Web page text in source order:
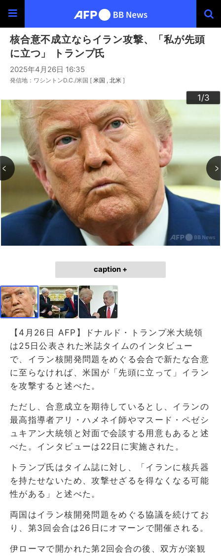
核合意不成立ならイラン攻撃、「私が先頭
に立つ」 トランプ氏
2025年4月26日 16:35
発信地：ワシントンD.C./米国 [ 米国 北米 ]
1/3
2/3
3/3
caption +
【4月26日 AFP】ドナルド・トランプ米大統領
は25日公表された米誌タイムのインタビュー
で、イラン核開発問題をめぐる会合で新たな合意
に至らなければ、米国が「先頭に立って」イラン
を攻撃すると述べた。
ただし、合意成立を期待しているとし、イランの
最高指導者アリ・ハメネイ師やマスード・ペゼシ
ュキアン大統領と対面で会談する用意もあると述
べた。インタビューは22日に実施された。
トランプ氏はタイム誌に対し、「イランに核兵器
を持たせないため、攻撃せざるを得なくなる可能
性がある」と述べた。
両国はイラン核開発問題をめぐる協議を続けてお
り、第3回会合は26日にオマーンで開催される。
伊ローマで開かれた第2回会合の後、双方が楽観